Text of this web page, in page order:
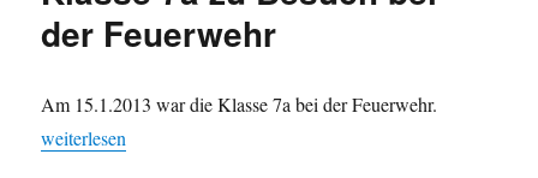
der Feuerwehr
Am 15.1.2013 war die Klasse 7a bei der Feuerwehr.
„Klasse 7a zu Besuch bei der Feuerwehr“
weiterlesen